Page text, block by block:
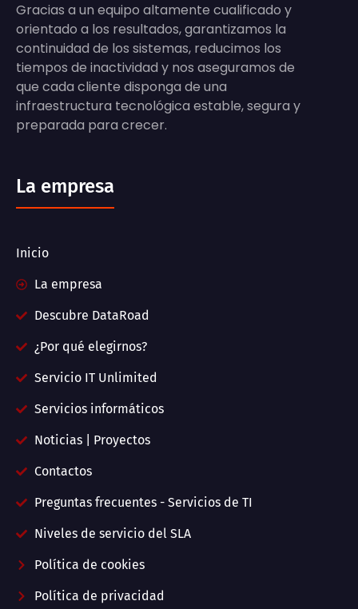
Gracias a un equipo altamente cualificado y
orientado a los resultados, garantizamos la
continuidad de los sistemas, reducimos los
tiempos de inactividad y nos aseguramos de
que cada cliente disponga de una
infraestructura tecnológica estable, segura y
preparada para crecer.
La empresa
Inicio
La empresa
Descubre DataRoad
¿Por qué elegirnos?
Servicio IT Unlimited
Servicios informáticos
Noticias | Proyectos
Contactos
Preguntas frecuentes - Servicios de TI
Niveles de servicio del SLA
Política de cookies
Política de privacidad